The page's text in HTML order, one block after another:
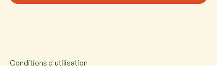
Conditions d'utilisation